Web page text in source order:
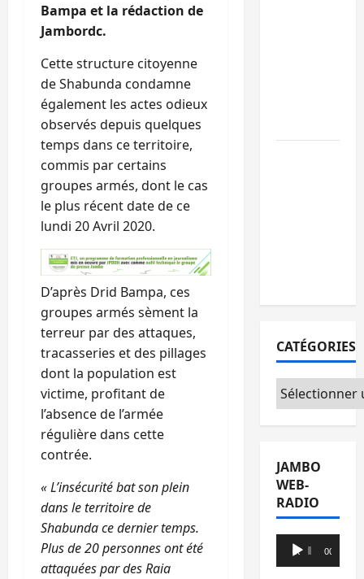
Bampa et la rédaction de
Jambordc.
Cette structure citoyenne
de Shabunda condamne
également les actes odieux
observés depuis quelques
temps dans ce territoire,
commis par certains
groupes armés, dont le cas
le plus récent date de ce
lundi 20 Avril 2020.
D’après Drid Bampa, ces
groupes armés sèment la
terreur par des attaques,
tracasseries et des pillages
dont la population est
victime, profitant de
l’absence de l’armée
régulière dans cette
contrée.
« L’insécurité bat son plein
dans le territoire de
Shabunda ce dernier temps.
Plus de 20 personnes ont été
attaquées par des Raia
CATÉGORIES
Catégories
JAMBO
WEB-
RADIO
Lecteur
audio
00:00 00:00